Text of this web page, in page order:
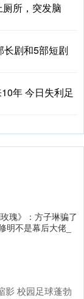
所，突发脑
长剧和5部短剧
年 今日失利足
瑰》：方子琳骗了
明不是幕后大佬_
影 校园足球蓬勃